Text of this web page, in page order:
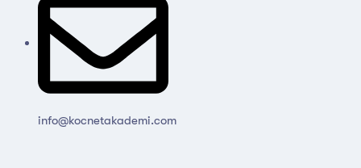
info@kocnetakademi.com